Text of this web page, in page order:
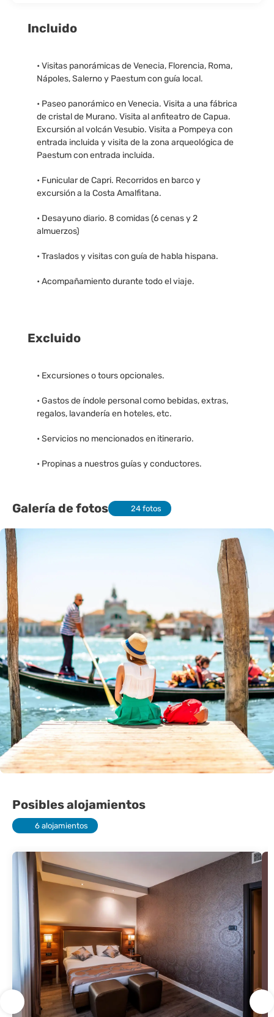
Incluido
• Visitas panorámicas de Venecia, Florencia, Roma,
Nápoles, Salerno y Paestum con guía local.
• Paseo panorámico en Venecia. Visita a una fábrica
de cristal de Murano. Visita al anfiteatro de Capua.
Excursión al volcán Vesubio. Visita a Pompeya con
entrada incluida y visita de la zona arqueológica de
Paestum con entrada incluida.
• Funicular de Capri. Recorridos en barco y
excursión a la Costa Amalfitana.
• Desayuno diario. 8 comidas (6 cenas y 2
almuerzos)
• Traslados y visitas con guía de habla hispana.
• Acompañamiento durante todo el viaje.
Excluido
• Excursiones o tours opcionales.
• Gastos de índole personal como bebidas, extras,
regalos, lavandería en hoteles, etc.
• Servicios no mencionados en itinerario.
• Propinas a nuestros guías y conductores.
Galería de fotos 24 fotos
Posibles alojamientos
6 alojamientos